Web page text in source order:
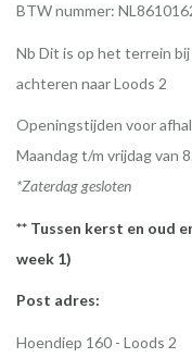
BTW nummer:
Nb Dit is op het terrein bij
achteren naar Loods 2
Openingstijden voor
Maandag t/m vrijdag van
*Zaterdag gesloten
** Tussen kerst en oud
week 1)
Post adres:
Hoendiep 160 - Loods 2